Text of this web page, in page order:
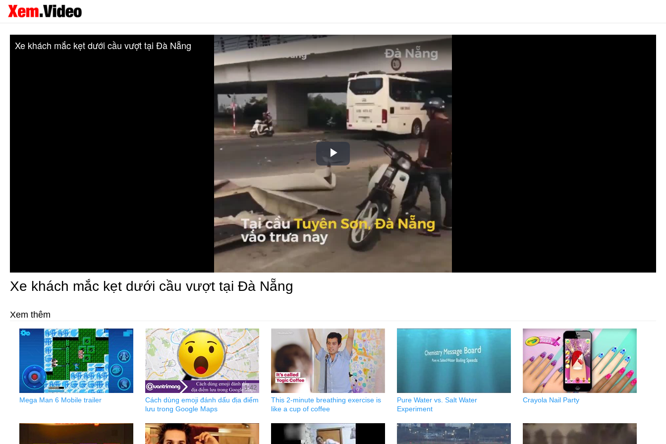
Play
Video
Xe khách mắc kẹt dưới cầu vượt tại Đà Nẵng
Xe khách mắc kẹt dưới cầu vượt tại Đà Nẵng
Xem thêm
Mega Man 6 Mobile trailer
1:42
Cách dùng emoji đánh dấu địa điểm
lưu trong Google Maps
This 2-minute breathing exercise is
like a cup of coffee
Pure Water vs. Salt Water
Experiment
Crayola Nail Party